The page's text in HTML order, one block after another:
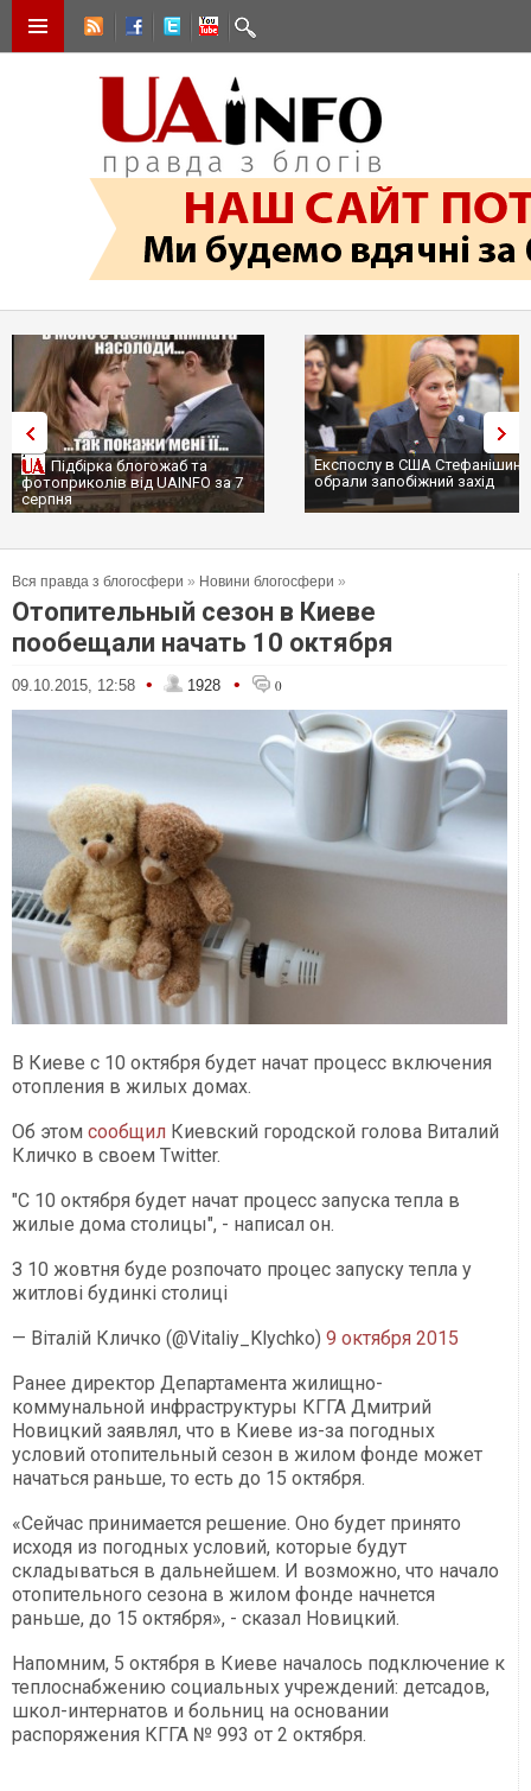
Підбірка блогожаб та
фотоприколів від UAINFO за 7
серпня
Експослу в США
обрали запобіжний захід
Вся правда з блогосфери » Новини блогосфери »
Отопительный сезон в Киеве
пообещали начать 10 октября
09.10.2015, 12:58 • 1928 • 0
В Киеве с 10 октября будет начат процесс включения
отопления в жилых домах.
Об этом сообщил Киевский городской голова Виталий
Кличко в своем Twitter.
"С 10 октября будет начат процесс запуска тепла в
жилые дома столицы", - написал он.
З 10 жовтня буде розпочато процес запуску тепла у
житлові будинкі столиці
— Віталій Кличко (@Vitaliy_Klychko) 9 октября 2015
Ранее директор Департамента жилищно-
коммунальной инфраструктуры КГГА Дмитрий
Новицкий заявлял, что в Киеве из-за погодных
условий отопительный сезон в жилом фонде может
начаться раньше, то есть до 15 октября.
«Сейчас принимается решение. Оно будет принято
исходя из погодных условий, которые будут
складываться в дальнейшем. И возможно, что начало
отопительного сезона в жилом фонде начнется
раньше, до 15 октября», - сказал Новицкий.
Напомним, 5 октября в Киеве началось подключение к
теплоснабжению социальных учреждений: детсадов,
школ-интернатов и больниц на основании
распоряжения КГГА № 993 от 2 октября.